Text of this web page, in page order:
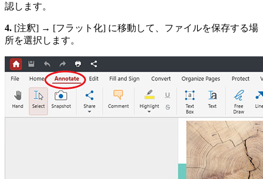
認します。
4. [注釈] → [フラット化] に移動して、ファイルを保存する場
所を選択します。